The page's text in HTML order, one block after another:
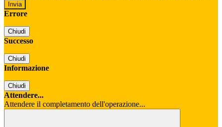
Errore
Chiudi
Successo
Chiudi
Informazione
Chiudi
Attendere...
Attendere il completamento dell'operazione...